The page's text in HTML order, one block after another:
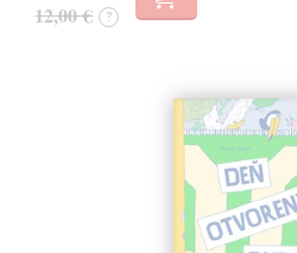
12,00 € ?